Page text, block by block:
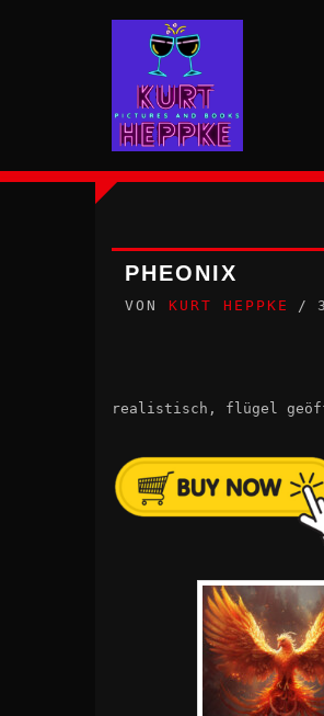
PHEONIX
VON KURT HEPPKE
realistisch, flügel